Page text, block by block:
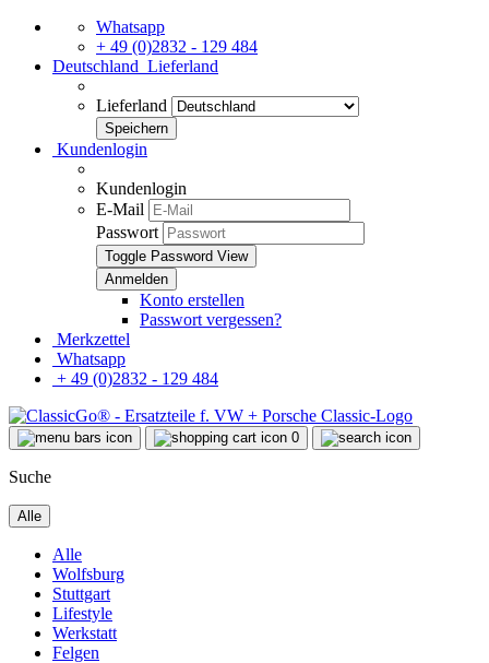
Whatsapp
+ 49 (0)2832 - 129 484
Deutschland Lieferland
Lieferland
Kundenlogin
Kundenlogin
E-Mail
Passwort
Toggle Password View
Konto erstellen
Passwort vergessen?
Merkzettel
Whatsapp
+ 49 (0)2832 - 129 484
0
Suche
Alle
Alle
Wolfsburg
Stuttgart
Lifestyle
Werkstatt
Felgen